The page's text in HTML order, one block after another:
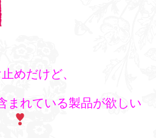
めだけど、
まれている製品が欲しい